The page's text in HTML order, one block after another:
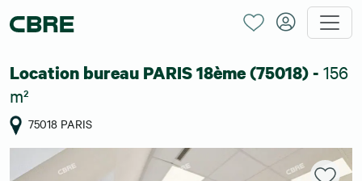
Location bureau PARIS 18ème (75018) - 156
m²
75018 PARIS